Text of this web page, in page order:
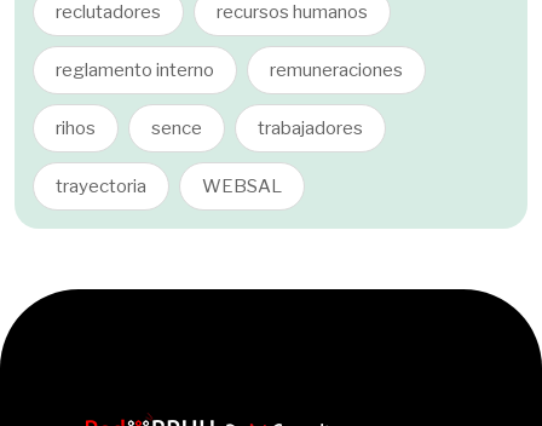
reclutadores recursos humanos
reglamento interno remuneraciones
rihos sence trabajadores
trayectoria WEBSAL